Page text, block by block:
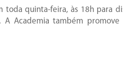
toda quinta-feira, às 18h para
Academia também promove